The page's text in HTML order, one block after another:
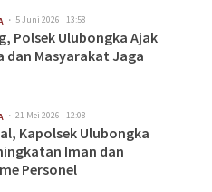
5 Juni 2026 | 13:58
Polsek Ulubongka Ajak
dan Masyarakat Jaga
21 Mei 2026 | 12:08
Kapolsek Ulubongka
Iman dan
Personel